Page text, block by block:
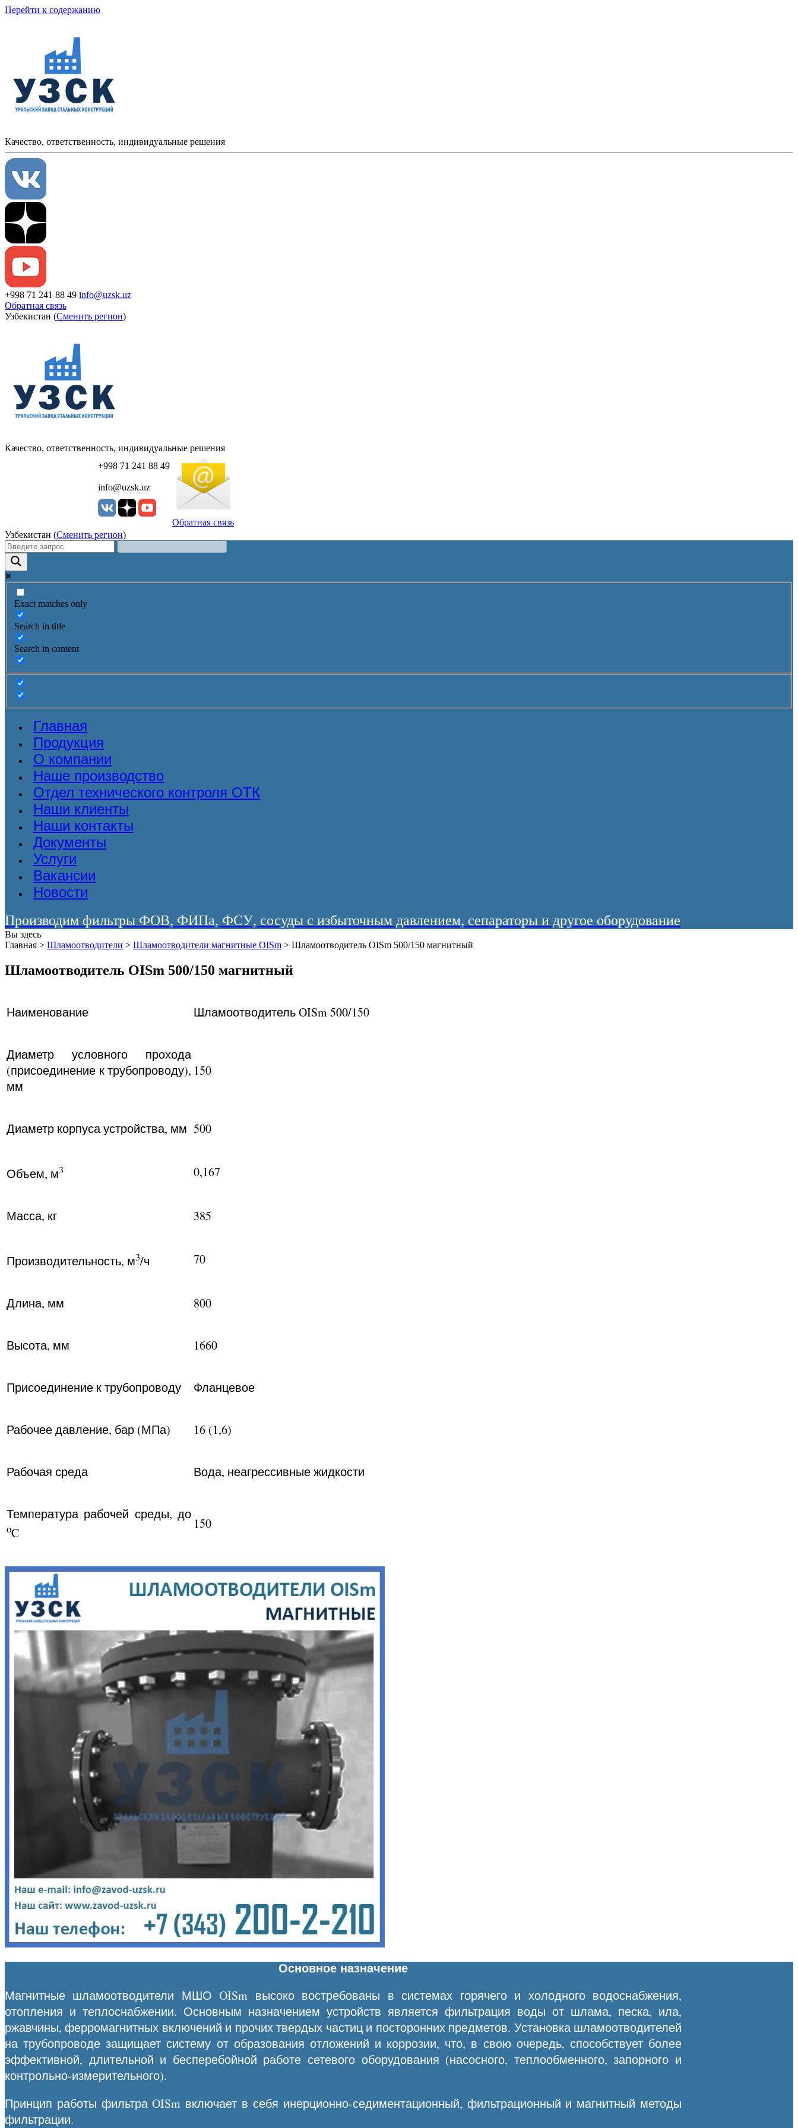
Перейти к содержанию
Качество, ответственность, индивидуальные решения
+998 71 241 88 49 info@uzsk.uz
Обратная связь
Узбекистан (Сменить регион)
Качество, ответственность, индивидуальные решения
+998 71 241 88 49
info@uzsk.uz
Обратная связь
Узбекистан (Сменить регион)
Exact matches only
Search in title
Search in content
Главная
Продукция
О компании
Наше производство
Отдел технического контроля ОТК
Наши клиенты
Наши контакты
Документы
Услуги
Вакансии
Новости
Производим фильтры ФОВ, ФИПа, ФСУ, сосуды с избыточным давлением, сепараторы и другое оборудование
Вы здесь
Главная > Шламоотводители > Шламоотводители магнитные OISm > Шламоотводитель OISm 500/150 магнитный
Шламоотводитель OISm 500/150 магнитный
Наименование Шламоотводитель OISm 500/150
Диаметр условного прохода
(присоединение к трубопроводу),
мм
150
Диаметр корпуса устройства, мм 500
Объем, м3 0,167
Масса, кг 385
Производительность, м3/ч 70
Длина, мм 800
Высота, мм 1660
Присоединение к трубопроводу Фланцевое
Рабочее давление, бар (МПа) 16 (1,6)
Рабочая среда Вода, неагрессивные жидкости
Температура рабочей среды, до
oC
150
Основное назначение
Магнитные шламоотводители МШО OISm высоко востребованы в системах горячего и холодного водоснабжения,
отопления и теплоснабжении. Основным назначением устройств является фильтрация воды от шлама, песка, ила,
ржавчины, ферромагнитных включений и прочих твердых частиц и посторонних предметов. Установка шламоотводителей
на трубопроводе защищает систему от образования отложений и коррозии, что, в свою очередь, способствует более
эффективной, длительной и бесперебойной работе сетевого оборудования (насосного, теплообменного, запорного и
контрольно-измерительного).
Принцип работы фильтра OISm включает в себя инерционно-седиментационный, фильтрационный и магнитный методы
фильтрации.